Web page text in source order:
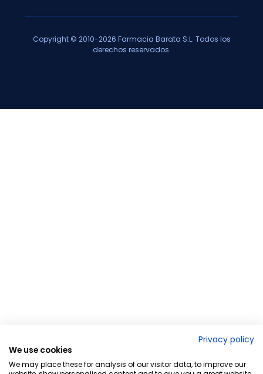
Copyright © 2010-2026 Farmacia Barata S.L. Todos los
derechos reservados.
Privacy policy
We use cookies
We may place these for analysis of our visitor data, to improve our